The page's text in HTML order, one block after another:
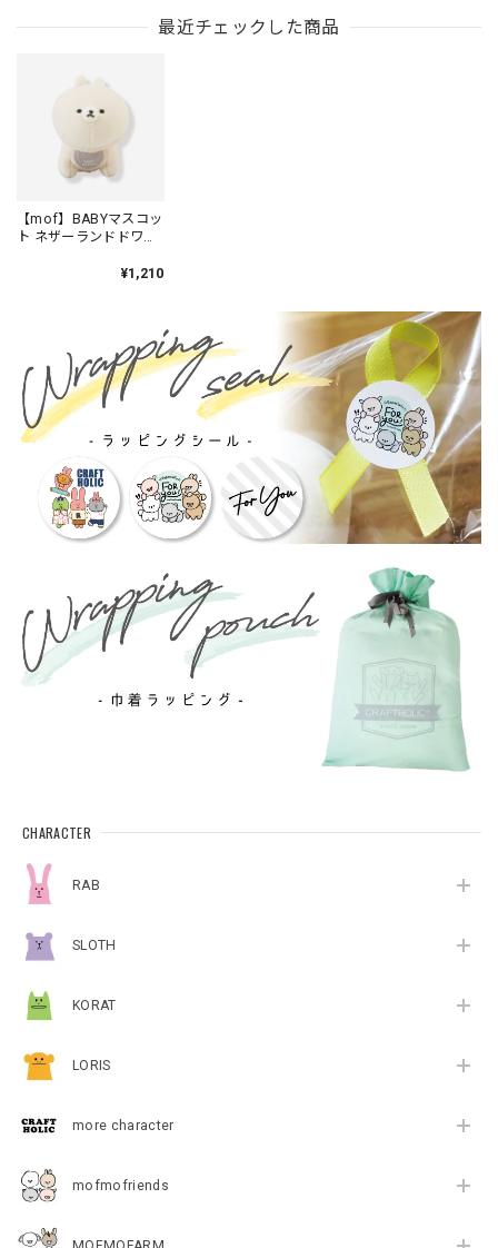
CHARACTER
RAB
SLOTH
KORAT
LORIS
more character
mofmofriends
ーランドドワーフ /
最近チェックした商品
【mof】BABYマスコッ
ト ネザーランドドワー
¥1,210